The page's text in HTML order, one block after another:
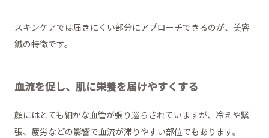
スキンケアでは届きにくい部分にアプローチできるのが、美容
鍼の特徴です。
血流を促し、肌に栄養を届けやすくする
顔にはとても細かな血管が張り巡らされていますが、冷えや緊
張、疲労などの影響で血流が滞りやすい部位でもあります。